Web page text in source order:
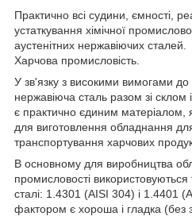
Практично всі судини, ємності,
устаткування хімічної
аустенітних нержавіючих сталей.
Харчова промисловість.
У зв'язку з високими вимогами до
нержавіюча сталь разом зі
є практично єдиним матеріалом,
для виготовлення обладнання
транспортування харчових
В основному для виробництва
промисловості використовуються
сталі: 1.4301 (AISI 304) і 1.4401
фактором є хороша і гладка (без